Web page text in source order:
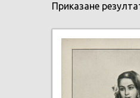
Приказане